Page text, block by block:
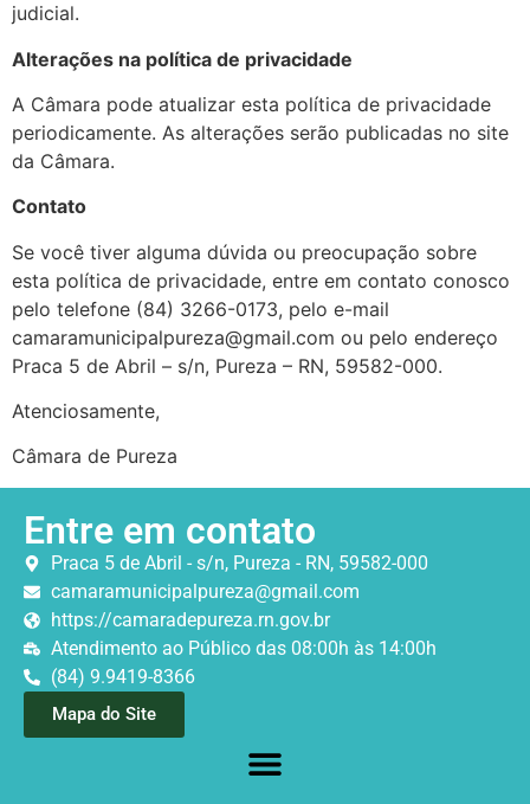
judicial.
Alterações na política de privacidade
A Câmara pode atualizar esta política de privacidade
periodicamente. As alterações serão publicadas no site
da Câmara.
Contato
Se você tiver alguma dúvida ou preocupação sobre
esta política de privacidade, entre em contato conosco
pelo telefone (84) 3266-0173, pelo e-mail
camaramunicipalpureza@gmail.com ou pelo endereço
Praca 5 de Abril – s/n, Pureza – RN, 59582-000.
Atenciosamente,
Câmara de Pureza
Entre em contato
Praca 5 de Abril - s/n, Pureza - RN, 59582-000
camaramunicipalpureza@gmail.com
https://camaradepureza.rn.gov.br
Atendimento ao Público das 08:00h às 14:00h
(84) 9.9419-8366
Mapa do Site